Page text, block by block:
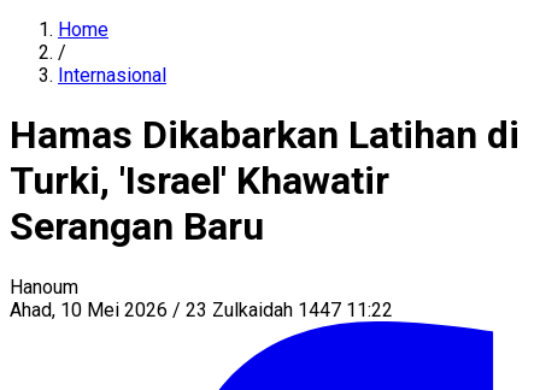
Home
/
Internasional
Hamas Dikabarkan Latihan di
Turki, 'Israel' Khawatir
Serangan Baru
Hanoum
Ahad, 10 Mei 2026 / 23 Zulkaidah 1447 11:22